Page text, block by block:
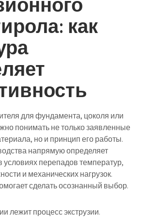
как
для фундамента, цоколя или
понимать не только заявленные
но и принцип его работы.
напрямую определяет
условиях перепадов температур,
и механических нагрузок.
сделать осознанный выбор.
лежит процесс экструзии.